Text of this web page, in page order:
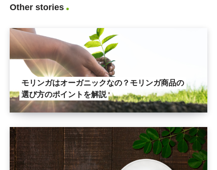
Other stories
モリンガはオーガニックなの？モリンガ商品の
選び方のポイントを解説